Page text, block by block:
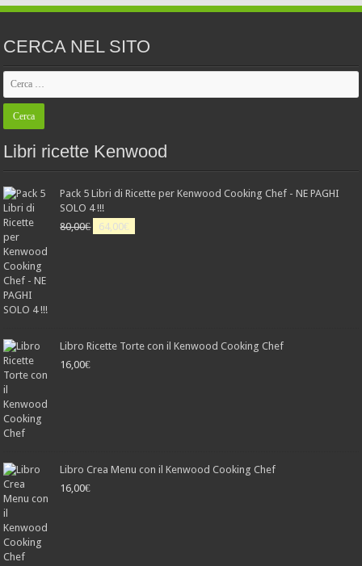
CERCA NEL SITO
Libri ricette Kenwood
Pack 5 Libri di Ricette per Kenwood Cooking Chef - NE PAGHI
SOLO 4 !!!
80,00€ 64,00€
Libro Ricette Torte con il Kenwood Cooking Chef
16,00€
Libro Crea Menu con il Kenwood Cooking Chef
16,00€